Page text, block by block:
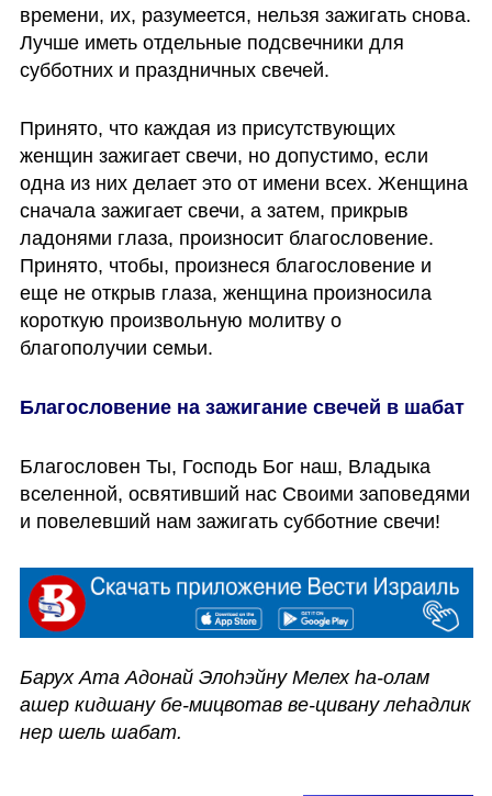
времени, их, разумеется, нельзя зажигать снова.
Лучше иметь отдельные подсвечники для
субботних и праздничных свечей.
Принято, что каждая из присутствующих
женщин зажигает свечи, но допустимо, если
одна из них делает это от имени всех. Женщина
сначала зажигает свечи, а затем, прикрыв
ладонями глаза, произносит благословение.
Принято, чтобы, произнеся благословение и
еще не открыв глаза, женщина произносила
короткую произвольную молитву о
благополучии семьи.
Благословение на зажигание свечей в шабат
Благословен Ты, Господь Бог наш, Владыка
вселенной, освятивший нас Своими заповедями
и повелевший нам зажигать субботние свечи!
Барух Ата Адонай Элоhэйну Мелех hа-олам
ашер кидшану бе-мицвотав ве-цивану леhадлик
нер шель шабат.